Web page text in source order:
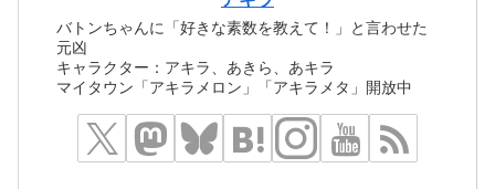
バトンちゃんに「好きな素数を教えて！」と言わせた
元凶
キャラクター：アキラ、あきら、あキラ
マイタウン「アキラメロン」「アキラメタ」開放中